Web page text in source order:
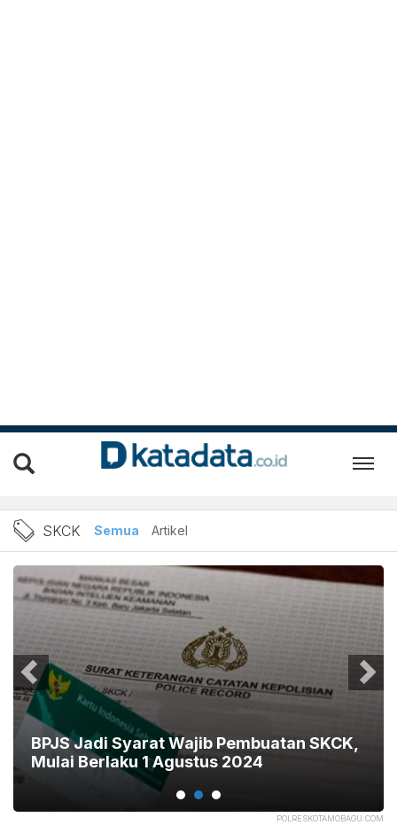
Berita SKCK Terbaru
SKCK Semua Artikel
POLRESKOTAMOBAGU.COM
BPJS Jadi Syarat Wajib Pembuatan SKCK,
Mulai Berlaku 1 Agustus 2024